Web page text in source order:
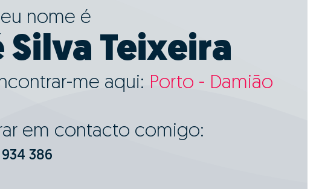
nome é
Silva Teixeira
me aqui: Porto - Damião
em contacto comigo:
934 386